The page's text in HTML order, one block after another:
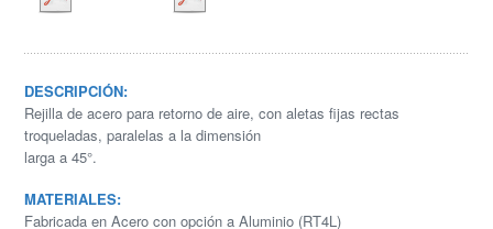
DESCRIPCIÓN:
Rejilla de acero para retorno de aire, con aletas fijas rectas
troqueladas, paralelas a la dimensión
larga a 45°.
MATERIALES:
Fabricada en Acero con opción a Aluminio (RT4L)